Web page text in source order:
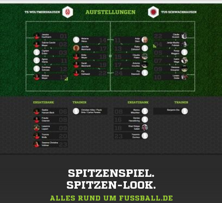
SPITZENSPIEL.
SPITZEN-LOOK.
ALLES RUND UM FUSSBALL.DE